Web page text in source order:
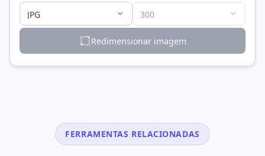
Redimensionar imagem
FERRAMENTAS RELACIONADAS